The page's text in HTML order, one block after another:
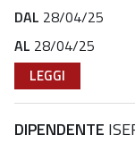
DAL 28/04/25
AL 28/04/25
LEGGI
DIPENDENTE